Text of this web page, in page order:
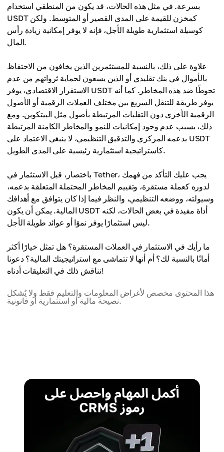
بسرعة. في مثل هذه الحالات، قد يكون من المنطقي استخدام
USDT كمخزن للقيمة على المدى القصير أو المتوسط. ولكن
كوسيلة استثمارية طويلة الأجل، فإنه لا يوفر إمكانية زيادة رأس
المال.
علاوة على ذلك، بالنسبة للمستثمرين الذين يخافون من الاحتفاظ
بالأموال في بنك تقليدي أو الذين يسعون لحماية ثرواتهم من عدم
الاستقرار الاقتصادي، يوفر USDT تحوطًا ضد هذه المخاطر. كما أنه
يوفر طريقة للتنقل السريع بين مختلف العملات الرقمية أو الأصول
الرقمية الأخرى دون التقلبات المرتبطة بأصول مثل البيتكوين. ومع
ذلك، بسبب عدم وجود إمكانيات للنمو والمخاطر الكامنة المرتبطة
بدعمه المركزي والتدقيق التنظيمي، لا ينبغي الاعتماد على USDT
كاستراتيجية استثمارية رئيسية على المدى الطويل.
باختصار، قبل الاستثمار في Tether، يجب عليك التأكد من فهمك
لدوره كعملة مستقرة، وتقييم المخاطر المحتملة المتعلقة بدعمه،
وسيولته، ووضعه التنظيمي، والنظر فيما إذا كان يتوافق مع أهدافك
المالية. يمكن أن يكون USDT أداة مفيدة في بعض الحالات، لكنه
ليس استثمارًا يوفر نموًا أو عوائد طويلة الأجل.
ما رأيك في الاستثمار في العملات المستقرة؟ هل تمثل خيارًا أكثر
أمانًا بالنسبة لك؟ أم أنها لا تتماشى مع استراتيجيتك المالية؟ دعونا
نناقش ذلك في التعليقات أدناه!
هذا المحتوى مخصص لأغراض المعلومات والتعليم فقط ولا يُشكل
نصيحة مالية أو استثمارية أو قانونية.